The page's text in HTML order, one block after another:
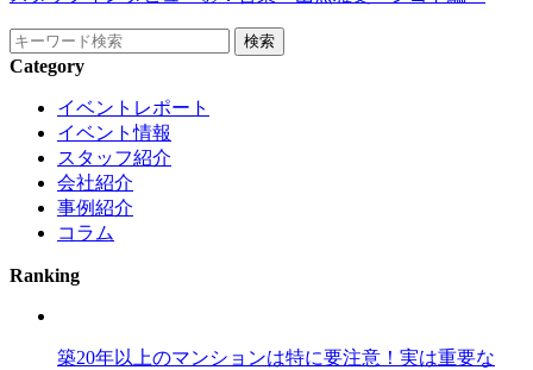
Category
イベントレポート
イベント情報
スタッフ紹介
会社紹介
事例紹介
コラム
Ranking
築20年以上のマンションは特に要注意！実は重要な